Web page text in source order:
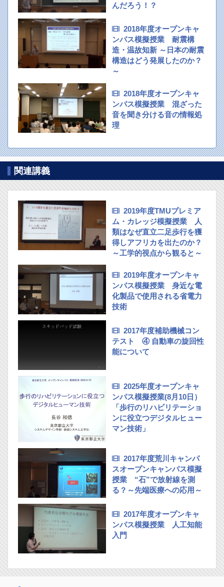
んだろう！？
2018年度オープンキャ
ンパス模擬授業 耐震構
造・温故知新 ～日本の耐震
構造はどう発展したのか？
～
2018年度オープンキャ
ンパス模擬授業 混ざった
音を聞き分ける音の情報処
理
関連講義
2019年度TMUプレミア
ム・カレッジ模擬授業 人
類はなぜ直立二足歩行を獲
得しアフリカを出たのか？
～工学的視点から観ると～
2019年度オープンキャ
ンパス模擬授業 身近な電
化製品で使用される省電力
技術
2017年度補助機械コン
テスト ④ 自動車の旋回性
能について
2025年度オープンキャ
ンパス模擬授業(8月10日）
「歩行のリハビリテーショ
ンに役立つデジタルヒュー
マン技術」
2017年度荒川キャンパ
スオープンキャンパス模擬
授業 “石”で放射線を測
る？～先端医療への応用～
2017年度オープンキャ
ンパス模擬授業 人工知能
入門